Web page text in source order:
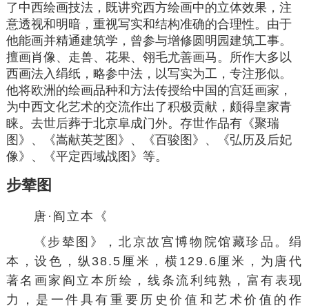
了中西绘画技法，既讲究西方绘画中的立体效果，注
意透视和明暗，重视写实和结构准确的合理性。由于
他能画并精通建筑学，曾参与增修 圆明园 建筑工事。
擅画肖像、走兽、花果、翎毛尤善画马。所作大多以
西画法入绢纸，略参中法，以写实为工，专注形似。
他将欧洲的绘画品种和方法传授给中国的宫廷画家，
为中西文化艺术的交流作出了积极贡献，颇得皇家青
睐。去世后葬于北京阜成门外。存世作品有《聚瑞
图 》、《嵩献英芝图 》、《百骏图》、《弘历及后妃
像》、《平定西域战图 》等。
步辇图
唐· 阎立本
《
《 步辇图 》，北京故宫博物院馆藏珍品。绢
本，设色，纵38.5厘米，横129.6厘米，为唐代
著名画家 阎立本 所绘，线条流利纯熟，富有表现
力
，是一件具有重要历史价值和艺术价值 的作